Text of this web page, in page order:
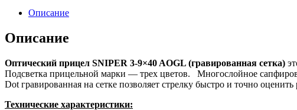
Описание
Описание
Оптический прицел SNIPER 3-9×40 AOGL (гравированная сетка)
Подсветка прицельной марки — трех цветов. Многослойное
Dot гравированная на сетке позволяет стрелку быстро и точно
Технические характеристики: